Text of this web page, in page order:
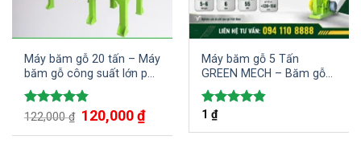
Máy băm gỗ 20 tấn – Máy
băm gỗ công suất lớn phù
hợp cho các khu công
nghiệp
Được xếp
122,000₫ Giá
gốc
là:
120,000₫Giá
hiện
tại
Máy băm gỗ 5 Tấn
GREEN MECH – Băm gỗ
cây, gỗ bìa thành dạng
dăm
Được xếp
1 ₫